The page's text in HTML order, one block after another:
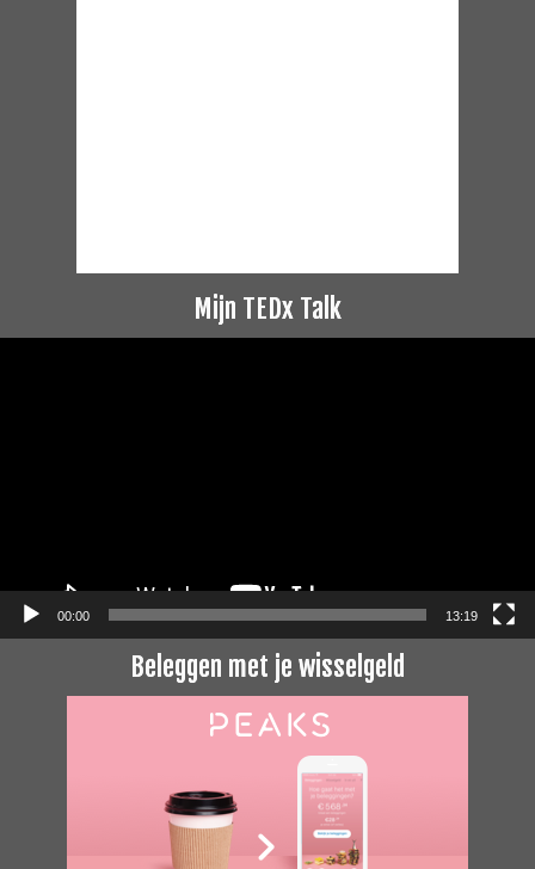
Mijn TEDx Talk
00:00 13:19
Beleggen met je wisselgeld